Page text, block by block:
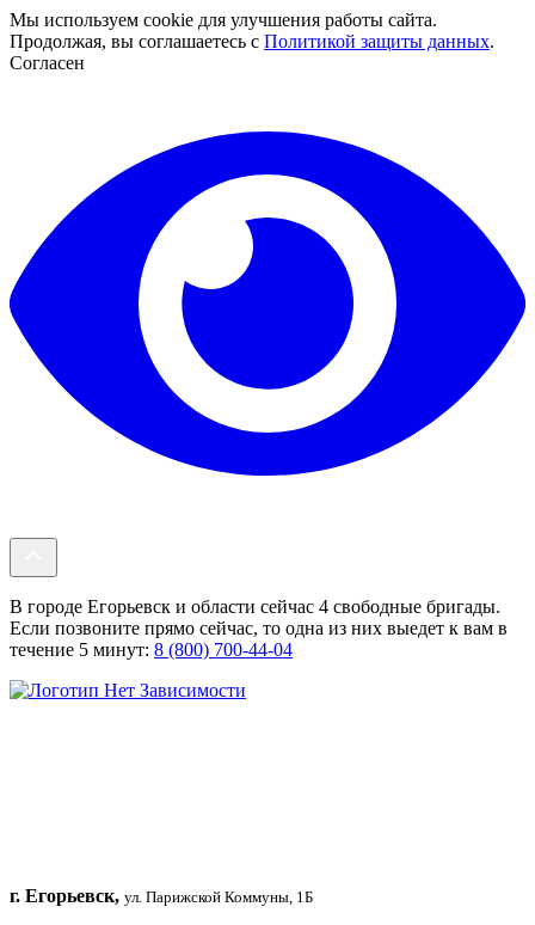
Мы используем cookie для улучшения работы сайта.
Продолжая, вы соглашаетесь с Политикой защиты данных.
Согласен
В городе Егорьевск и области сейчас 4 свободные бригады.
Если позвоните прямо сейчас, то одна из них выедет к вам в
течение 5 минут: 8 (800) 700-44-04
г. Егорьевск, ул. Парижской Коммуны, 1Б